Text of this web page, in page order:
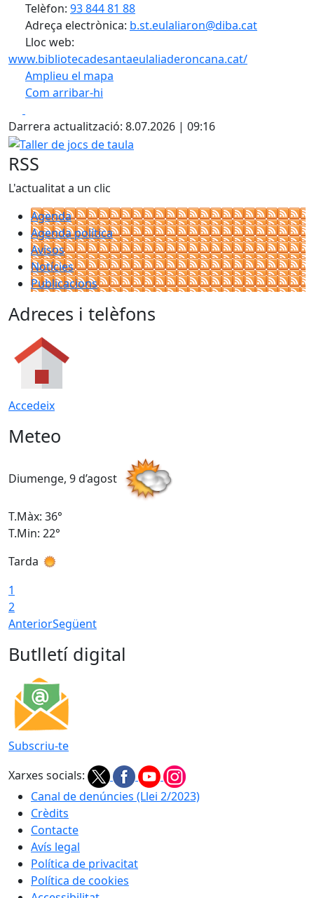
Telèfon: 93 844 81 88
Adreça electrònica: b.st.eulaliaron@diba.cat
Lloc web:
www.bibliotecadesantaeulaliaderoncana.cat/
Amplieu el mapa
Com arribar-hi
+
−
Darrera actualització: 8.07.2026 | 09:16
Taller de jocs de taula
RSS
L'actualitat a un clic
Agenda
Agenda política
Avisos
Notícies
Publicacions
Adreces i telèfons
Accedeix
Meteo
Diumenge, 9 d’agost
T.Màx: 36°
T.Min: 22°
Tarda
1
2
AnteriorSegüent
Butlletí digital
Subscriu-te
Xarxes socials:
Canal de denúncies (Llei 2/2023)
Crèdits
Contacte
Avís legal
Política de privacitat
Política de cookies